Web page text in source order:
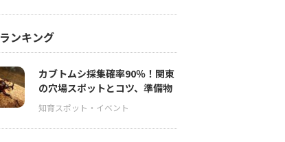
ランキング
カブトムシ採集確率90％！関東
の穴場スポットとコツ、準備物